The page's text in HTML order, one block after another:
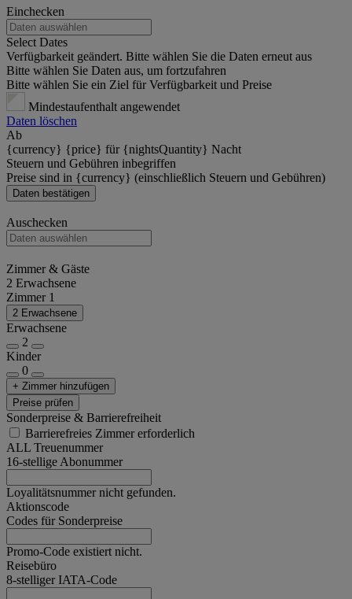
Einchecken
Select Dates
Verfügbarkeit geändert. Bitte wählen Sie die Daten erneut aus
Bitte wählen Sie Daten aus, um fortzufahren
Bitte wählen Sie ein Ziel für Verfügbarkeit und Preise
Mindestaufenthalt angewendet
Daten löschen
Ab
{currency} {price} für {nightsQuantity} Nacht
Steuern und Gebühren inbegriffen
Preise sind in {currency} (einschließlich Steuern und Gebühren)
Daten bestätigen
Auschecken
Zimmer & Gäste
2 Erwachsene
Zimmer 1
2 Erwachsene
Erwachsene
2
Kinder
0
+ Zimmer hinzufügen
Preise prüfen
Sonderpreise & Barrierefreiheit
Barrierefreies Zimmer erforderlich
ALL Treuenummer
16-stellige Abonummer
Loyalitätsnummer nicht gefunden.
Aktionscode
Codes für Sonderpreise
Promo-Code existiert nicht.
Reisebüro
8-stelliger IATA-Code